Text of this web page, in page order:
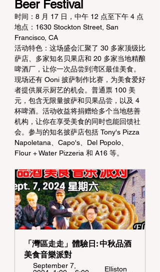
Beer Festival
时间：8 月 17 日，中午 12 点至下午 4 点
地点：1630 Stockton Street, San
Francisco, CA
活动特色：这场盛会汇聚了 30 多家顶级比
萨店、多家知名贝果店和 20 多家当地精酿
啤酒厂，让你一次品尝到湾区最佳美食。
现场还有 Ooni 披萨制作比赛，为美食爱好
者提供展示厨艺的机会。普通票 100 美
元，包含无限量披萨和贝果品尝，以及 4
杯啤酒。活动收益将捐赠给多个当地慈善
机构，让你在享受美食的同时也能回馈社
会。参与的知名披萨店包括 Tony's Pizza
Napoletana、Capo's、Del Popolo、
Flour + Water Pizzeria 和 A16 等。
「灣區走走」體驗日: 中秋品酒
美食音樂派對
September 7,
Elliston